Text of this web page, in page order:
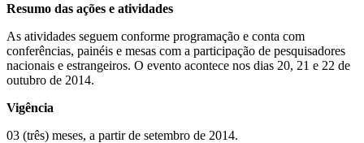
Resumo das ações e atividades
As atividades seguem conforme programação e conta com
conferências, painéis e mesas com a participação de pesquisadores
nacionais e estrangeiros. O evento acontece nos dias 20, 21 e 22 de
outubro de 2014.
Vigência
03 (três) meses, a partir de setembro de 2014.